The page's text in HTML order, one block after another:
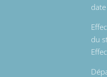
du